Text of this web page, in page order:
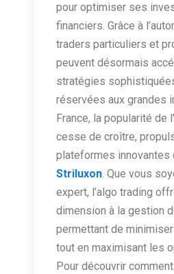
pour optimiser ses
financiers. Grâce à
traders particuliers et
peuvent désormais
stratégies
réservées aux grandes
France, la popularité de
cesse de croître,
plateformes innovantes
Striluxon. Que vous
expert, l’algo trading
dimension à la gestion
permettant de
tout en maximisant les
Pour découvrir